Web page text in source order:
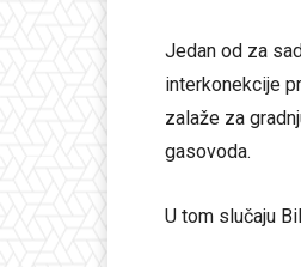
Jedan od za
interkonekcije
zalaže za
gasovoda.
U tom slučaju